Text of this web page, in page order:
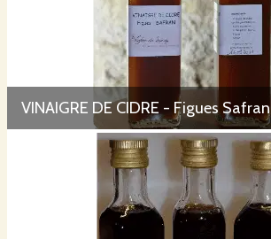
VINAIGRE DE CIDRE - Figues Safran